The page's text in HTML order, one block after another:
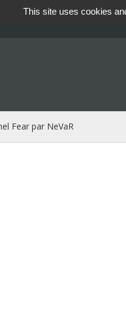
Fear par NeVaR
This site uses cookies